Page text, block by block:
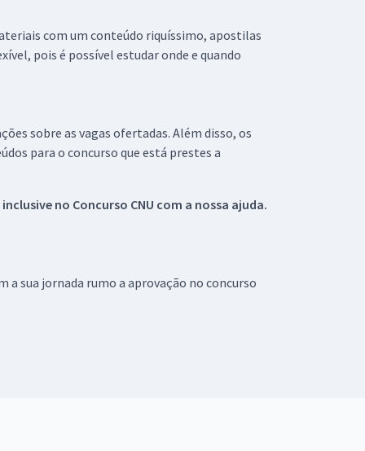
com um conteúdo riquíssimo, apostilas
pois é possível estudar onde e quando
sobre as vagas ofertadas. Além disso, os
para o concurso que está prestes a
no Concurso CNU com a nossa ajuda.
a sua jornada rumo a aprovação no concurso